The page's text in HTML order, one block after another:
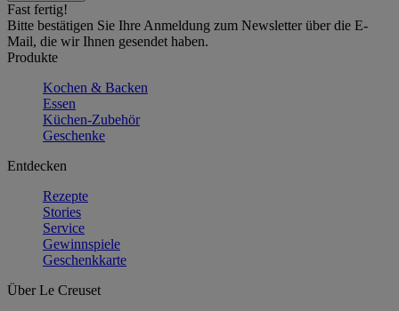
Fast fertig!
Bitte bestätigen Sie Ihre Anmeldung zum Newsletter über die E-
Mail, die wir Ihnen gesendet haben.
Produkte
Kochen & Backen
Essen
Küchen-Zubehör
Geschenke
Entdecken
Rezepte
Stories
Service
Gewinnspiele
Geschenkkarte
Über Le Creuset